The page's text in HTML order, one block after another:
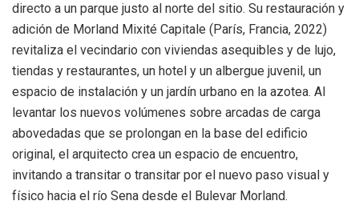
directo a un parque justo al norte del sitio. Su restauración y
adición de Morland Mixité Capitale (París, Francia, 2022)
revitaliza el vecindario con viviendas asequibles y de lujo,
tiendas y restaurantes, un hotel y un albergue juvenil, un
espacio de instalación y un jardín urbano en la azotea. Al
levantar los nuevos volúmenes sobre arcadas de carga
abovedadas que se prolongan en la base del edificio
original, el arquitecto crea un espacio de encuentro,
invitando a transitar o transitar por el nuevo paso visual y
físico hacia el río Sena desde el Bulevar Morland.